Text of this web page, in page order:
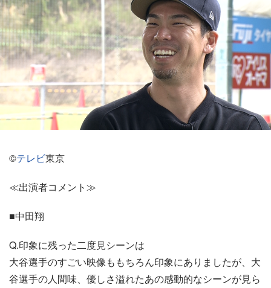
©テレビ東京
≪出演者コメント≫
■中田翔
Q.印象に残った二度見シーンは
大谷選手のすごい映像ももちろん印象にありましたが、大
谷選手の人間味、優しさ溢れたあの感動的なシーンが見ら